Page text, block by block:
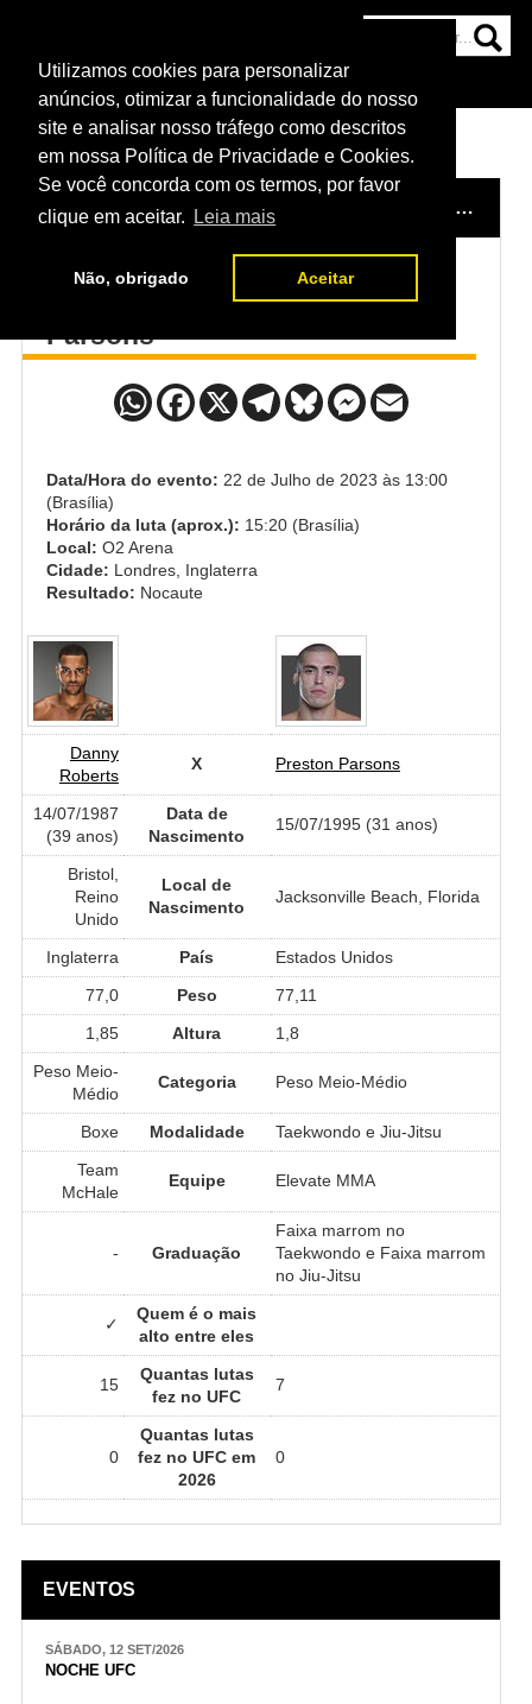
Utilizamos cookies para personalizar
anúncios, otimizar a funcionalidade do nosso
site e analisar nosso tráfego como descritos
em nossa Política de Privacidade e Cookies.
Se você concorda com os termos, por favor
clique em aceitar.
Leia mais
Não, obrigado Aceitar
NOTÍCIAS
HOME EVENTO / UFC LONDRES: ASPINALL X TYBURA
Danny Roberts x Preston
Parsons
Data/Hora do evento: 22 de Julho de 2023 às 13:00
(Brasília)
Horário da luta (aprox.): 15:20 (Brasília)
Local: O2 Arena
Cidade: Londres, Inglaterra
Resultado: Nocaute
Danny
Roberts
X Preston Parsons
14/07/1987
(39 anos)
Data de
Nascimento
15/07/1995 (31 anos)
Bristol,
Reino
Unido
Local de
Nascimento
Jacksonville Beach, Florida
Inglaterra País
Estados Unidos
77,0
Peso
77,11
1,85
Altura
1,8
Peso Meio-
Médio
Categoria Peso Meio-Médio
Boxe Modalidade
Taekwondo e Jiu-Jitsu
Team
McHale
Equipe Elevate MMA
- Graduação
Faixa marrom no
Taekwondo e Faixa marrom
no Jiu-Jitsu
✓
Quem é o mais
alto entre eles
15
Quantas lutas
fez no UFC
7
0
Quantas lutas
fez no UFC em
2026
0
EVENTOS
SÁBADO, 12 SET/2026
NOCHE UFC